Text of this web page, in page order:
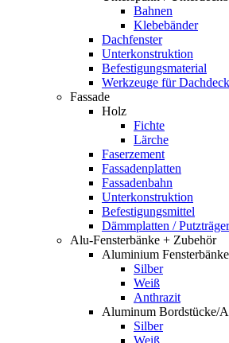
Bahnen
Klebebänder
Dachfenster
Unterkonstruktion
Befestigungsmaterial
Werkzeuge für
Fassade
Holz
Fichte
Lärche
Faserzement
Fassadenplatten
Fassadenbahn
Unterkonstruktion
Befestigungsmittel
Dämmplatten /
Alu-Fensterbänke + Zubehör
Aluminium Fensterbänke
Silber
Weiß
Anthrazit
Aluminum Bordstücke/
Silber